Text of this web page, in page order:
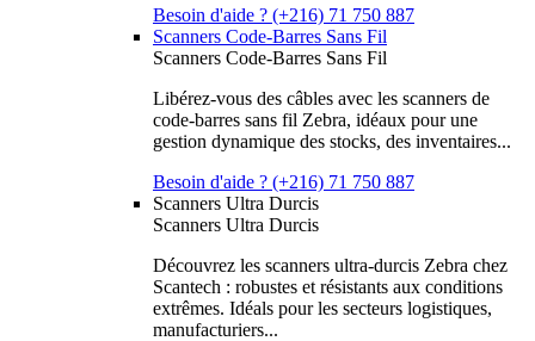
Besoin d'aide ? (+216) 71 750 887
Scanners Code-Barres Sans Fil
Scanners Code-Barres Sans Fil
Libérez-vous des câbles avec les scanners de
code-barres sans fil Zebra, idéaux pour une
gestion dynamique des stocks, des inventaires...
Besoin d'aide ? (+216) 71 750 887
Scanners Ultra Durcis
Scanners Ultra Durcis
Découvrez les scanners ultra-durcis Zebra chez
Scantech : robustes et résistants aux conditions
extrêmes. Idéals pour les secteurs logistiques,
manufacturiers...